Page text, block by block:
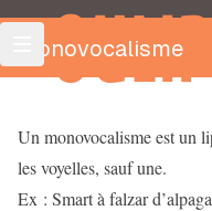
Monovocalisme
Un monovocalisme est un
les voyelles, sauf une.
Ex : Smart à falzar